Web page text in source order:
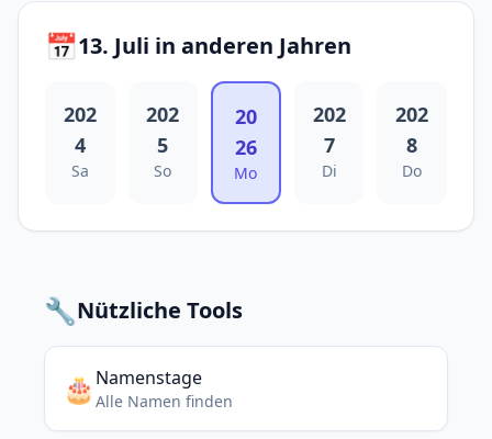
📅13. Juli in anderen Jahren
202
4
Sa
202
5
So
20
26
Mo
202
7
Di
202
8
Do
🔧Nützliche Tools
🎂 Namenstage
Alle Namen finden